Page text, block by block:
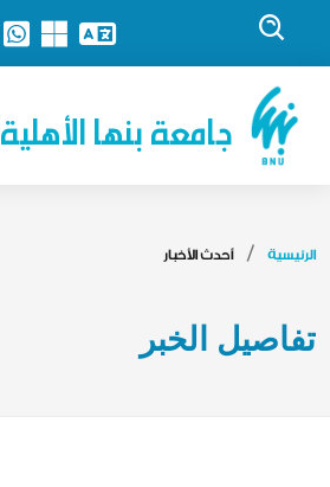
جامعة بنها الأهلية
الرئيسية أحدث الأخبار
تفاصيل الخبر